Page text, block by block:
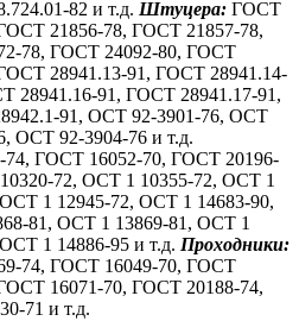
82 и т.д. Штуцера: ГОСТ
21856-78, ГОСТ 21857-78,
78, ГОСТ 24092-80, ГОСТ
28941.13-91, ГОСТ 28941.14-
28941.16-91, ГОСТ 28941.17-91,
91, ОСТ 92-3901-76, ОСТ
ОСТ 92-3904-76 и т.д.
ГОСТ 16052-70, ГОСТ 20196-
72, ОСТ 1 10355-72, ОСТ 1
1 12945-72, ОСТ 1 14683-90,
81, ОСТ 1 13869-81, ОСТ 1
1 14886-95 и т.д. Проходники:
74, ГОСТ 16049-70, ГОСТ
16071-70, ГОСТ 20188-74,
71 и т.д.